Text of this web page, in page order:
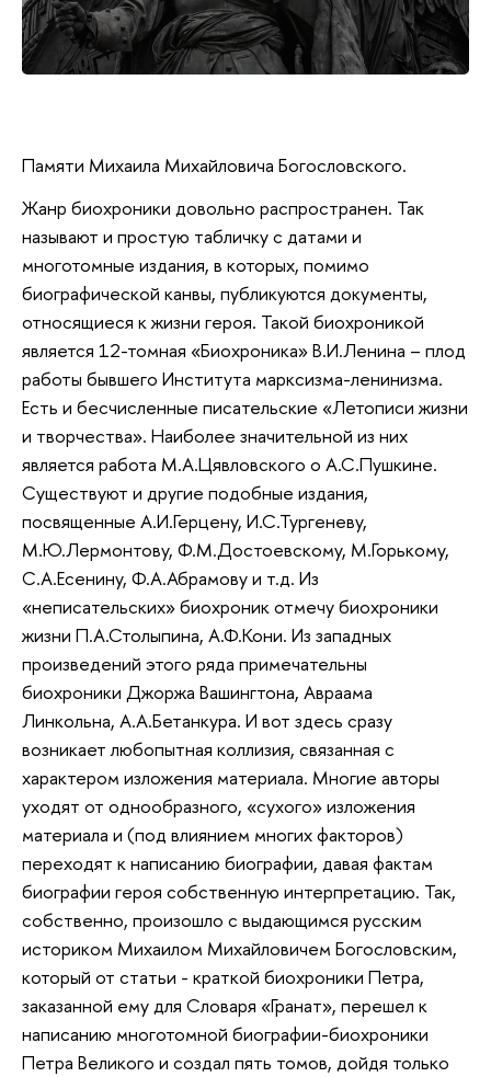
Памяти Михаила Михайловича Богословского.
Жанр биохроники довольно распространен. Так
называют и простую табличку с датами и
многотомные издания, в которых, помимо
биографической канвы, публикуются документы,
относящиеся к жизни героя. Такой биохроникой
является 12-томная «Биохроника» В.И.Ленина – плод
работы бывшего Института марксизма-ленинизма.
Есть и бесчисленные писательские «Летописи жизни
и творчества». Наиболее значительной из них
является работа М.А.Цявловского о А.С.Пушкине.
Существуют и другие подобные издания,
посвященные А.И.Герцену, И.С.Тургеневу,
М.Ю.Лермонтову, Ф.М.Достоевскому, М.Горькому,
С.А.Есенину, Ф.А.Абрамову и т.д. Из
«неписательских» биохроник отмечу биохроники
жизни П.А.Столыпина, А.Ф.Кони. Из западных
произведений этого ряда примечательны
биохроники Джоржа Вашингтона, Авраама
Линкольна, А.А.Бетанкура. И вот здесь сразу
возникает любопытная коллизия, связанная с
характером изложения материала. Многие авторы
уходят от однообразного, «сухого» изложения
материала и (под влиянием многих факторов)
переходят к написанию биографии, давая фактам
биографии героя собственную интерпретацию. Так,
собственно, произошло с выдающимся русским
историком Михаилом Михайловичем Богословским,
который от статьи - краткой биохроники Петра,
заказанной ему для Словаря «Гранат», перешел к
написанию многотомной биографии-биохроники
Петра Великого и создал пять томов, дойдя только